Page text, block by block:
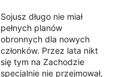
Sojusz długo nie miał
pełnych planów
obronnych dla nowych
członków. Przez lata nikt
się tym na Zachodzie
specjalnie nie przejmował,